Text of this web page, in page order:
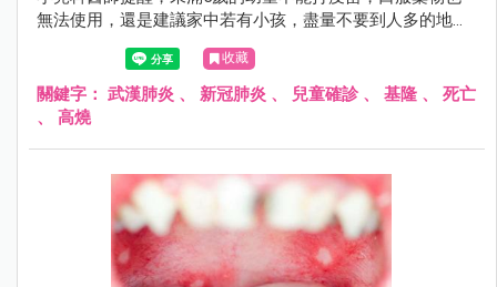
無法使用，還是建議家中若有小孩，盡量不要到人多的地方
參與不必要的社交活動！
收藏
關鍵字： 武漢肺炎 、 新冠肺炎 、 兒童確診 、 基隆 、 死亡
、 高燒